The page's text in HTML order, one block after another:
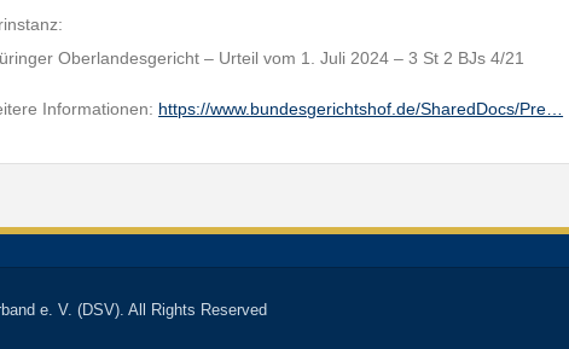
Oberlandesgericht – Urteil vom 1. Juli 2024 – 3 St 2 BJs 4/21
Informationen: https://www.bundesgerichtshof.de/SharedDocs/Pre…
e. V. (DSV). All Rights Reserved